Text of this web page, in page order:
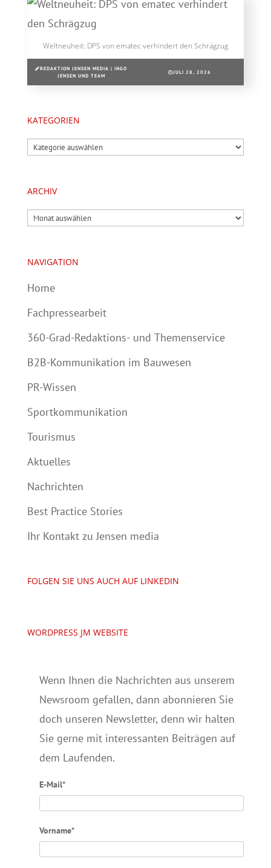
Weltneuheit: DPS von ematec verhindert den Schrägzug
REDAKTION JENSEN MEDIA | INGO
JENSEN UND TEAM
JULI 28, 2026
KATEGORIEN
Kategorien
ARCHIV
Archiv
NAVIGATION
Home
Fachpressearbeit
360-Grad-Redaktions- und Themenservice
B2B-Kommunikation im Bauwesen
PR-Wissen
Sportkommunikation
Tourismus
Aktuelles
Nachrichten
Best Practice Stories
Ihr Kontakt zu Jensen media
FOLGEN SIE UNS AUCH AUF LINKEDIN
WORDPRESS JM WEBSITE
Wenn Ihnen die Nachrichten aus unserem
Newsroom gefallen, dann abonnieren Sie
doch unseren Newsletter, denn wir halten
Sie gerne mit interessanten Beiträgen auf
dem Laufenden.
E-Mail*
Vorname*